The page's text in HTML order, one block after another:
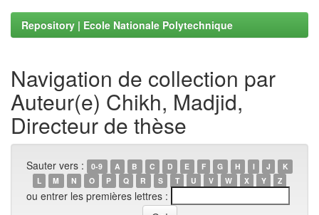
Repository | Ecole Nationale Polytechnique
Navigation de collection par
Auteur(e) Chikh, Madjid,
Directeur de thèse
Sauter vers : 0-9 A B C D E F G H I J
K
L
M N O P Q R S T U V W X Y Z
ou entrer les premières lettres :